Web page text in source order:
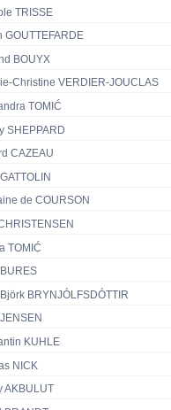
TRISSE
GOUTTEFARDE
BOUYX
Christine VERDIER-JOUCLAS
TOMIĆ
SHEPPARD
CAZEAU
de COURSON
TOMIĆ
BRYNJÓLFSDÓTTIR
KUHLE
NICK
AKBULUT